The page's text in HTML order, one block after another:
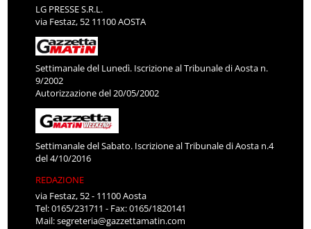
LG PRESSE S.R.L.
via Festaz, 52 11100 AOSTA
Settimanale del Lunedì. Iscrizione al Tribunale di Aosta n.
9/2002
Autorizzazione del 20/05/2002
Settimanale del Sabato. Iscrizione al Tribunale di Aosta n.4
del 4/10/2016
REDAZIONE
via Festaz, 52 - 11100 Aosta
Tel: 0165/231711 - Fax: 0165/1820141
Mail:segreteria@gazzettamatin.com